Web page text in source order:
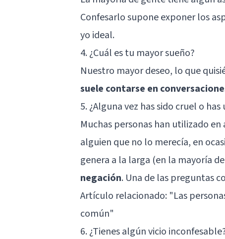
Confesarlo supone exponer los
yo ideal.
4. ¿Cuál es tu mayor sueño?
Nuestro mayor deseo, lo que
suele contarse en
5. ¿Alguna vez has sido cruel o
Muchas personas han utilizado
alguien que no lo merecía, en
genera a la larga (en la mayoría
negación. Una de las preguntas
Artículo relacionado: "Las
común"
6. ¿Tienes algún vicio